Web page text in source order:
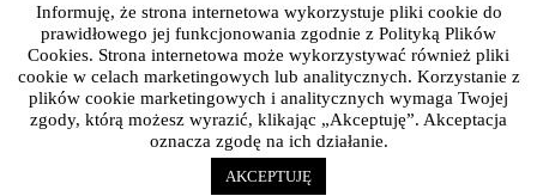
Informuję, że strona internetowa wykorzystuje pliki cookie do
prawidłowego jej funkcjonowania zgodnie z Polityką Plików
Cookies. Strona internetowa może wykorzystywać również pliki
cookie w celach marketingowych lub analitycznych. Korzystanie z
plików cookie marketingowych i analitycznych wymaga Twojej
zgody, którą możesz wyrazić, klikając „Akceptuję”. Akceptacja
oznacza zgodę na ich działanie.
AKCEPTUJĘ